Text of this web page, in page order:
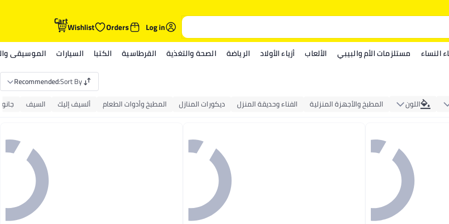
Log in
Orders
Wishlist
Cart
النساء مستلزمات الأم والبيبي الألعاب أزياء الأولاد الرياضة الصحة والتغذية القرطاسية الكتبا السيارات الموسيقى
Sort By
:
Recommended
اللون المطبخ والأجهزة المنزلية الفناء وحديقة المنزل ديكورات المنازل المطبخ وأدوات الطعام ألسيف إليك السيف جانو